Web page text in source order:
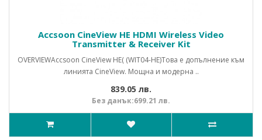
Accsoon CineView HE HDMI Wireless Video
Transmitter & Receiver Kit
OVERVIEWAccsoon CineView HE( (WIT04-HE)Това e допълнение към
линията CineView. Мощна и модерна ..
839.05 лв.
Без данък:699.21 лв.